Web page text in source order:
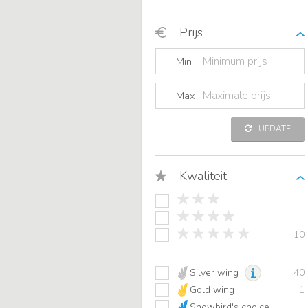
Prijs
Min
Max
UPDATE
Kwaliteit
10
Silver wing
40
Gold wing
1